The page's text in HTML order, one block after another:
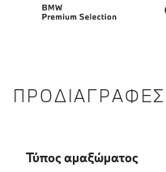
ΠΡΟΔΙΑΓΡΑΦΈΣ
Τύπος αμαξώματος